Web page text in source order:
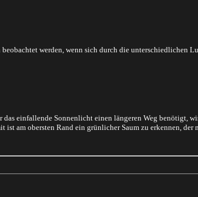
werden, wenn sich durch die unterschiedlichen
einfallende Sonnenlicht einen längeren Weg benötigt,
am obersten Rand ein grünlicher Saum zu erkennen, der